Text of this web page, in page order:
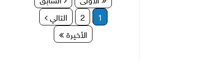
1
2
التالي
الأخيرة